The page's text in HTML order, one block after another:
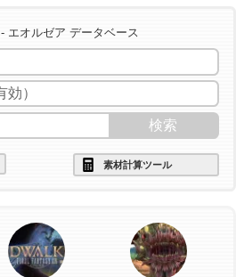
- エオルゼア データベース
素材計算ツール